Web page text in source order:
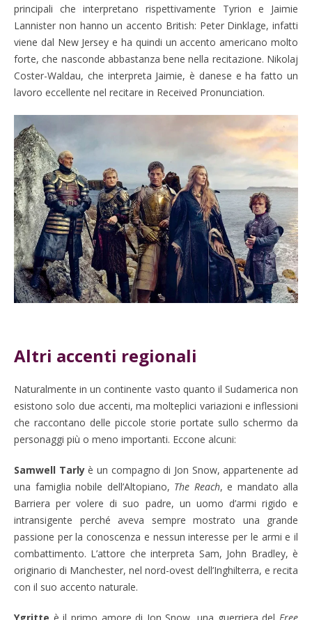
principali che interpretano rispettivamente Tyrion e Jaimie
Lannister non hanno un accento British: Peter Dinklage, infatti
viene dal New Jersey e ha quindi un accento americano molto
forte, che nasconde abbastanza bene nella recitazione. Nikolaj
Coster-Waldau, che interpreta Jaimie, è danese e ha fatto un
lavoro eccellente nel recitare in Received Pronunciation.
Altri accenti regionali
Naturalmente in un continente vasto quanto il Sudamerica non
esistono solo due accenti, ma molteplici variazioni e inflessioni
che raccontano delle piccole storie portate sullo schermo da
personaggi più o meno importanti. Eccone alcuni:
Samwell Tarlyè un compagno di Jon Snow, appartenente ad
una famiglia nobile dell’Altopiano, The Reach, e mandato alla
Barriera per volere di suo padre, un uomo d’armi rigido e
intransigente perché aveva sempre mostrato una grande
passione per la conoscenza e nessun interesse per le armi e il
combattimento. L’attore che interpreta Sam, John Bradley, è
originario di Manchester, nel nord-ovest dell’Inghilterra, e recita
con il suo accento naturale.